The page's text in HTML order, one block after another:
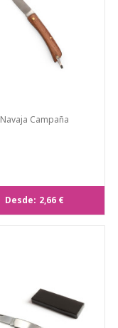
Navaja Campaña
Desde: 2,66 €